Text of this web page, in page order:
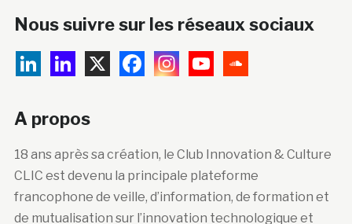
Nous suivre sur les réseaux sociaux
A propos
18 ans après sa création, le Club Innovation & Culture
CLIC est devenu la principale plateforme
francophone de veille, d’information, de formation et
de mutualisation sur l’innovation technologique et